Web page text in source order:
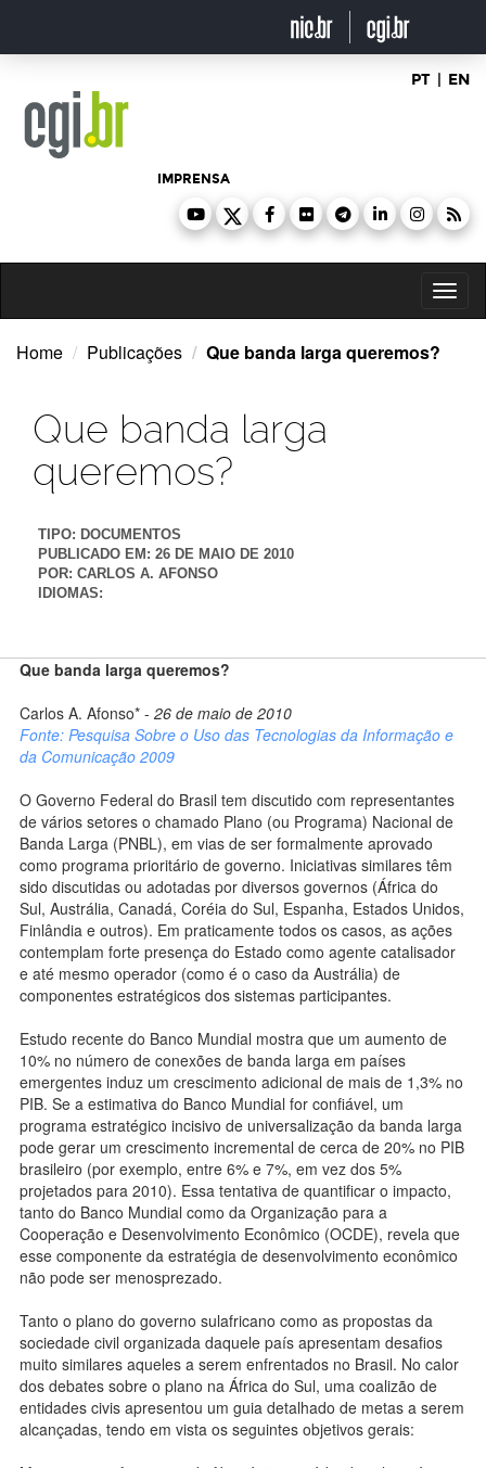
o
PT | EN
IMPRENSA
Home Publicações Que banda larga queremos?
Que banda larga
queremos?
TIPO: DOCUMENTOS
PUBLICADO EM: 26 DE MAIO DE 2010
POR: CARLOS A. AFONSO
IDIOMAS:
Que banda larga queremos?
Carlos A. Afonso* - 26 de maio de 2010
Fonte: Pesquisa Sobre o Uso das Tecnologias da Informação e
da Comunicação 2009
O Governo Federal do Brasil tem discutido com representantes
de vários setores o chamado Plano (ou Programa) Nacional de
Banda Larga (PNBL), em vias de ser formalmente aprovado
como programa prioritário de governo. Iniciativas similares têm
sido discutidas ou adotadas por diversos governos (África do
Sul, Austrália, Canadá, Coréia do Sul, Espanha, Estados Unidos,
Finlândia e outros). Em praticamente todos os casos, as ações
contemplam forte presença do Estado como agente catalisador
e até mesmo operador (como é o caso da Austrália) de
componentes estratégicos dos sistemas participantes.
Estudo recente do Banco Mundial mostra que um aumento de
10% no número de conexões de banda larga em países
emergentes induz um crescimento adicional de mais de 1,3% no
PIB. Se a estimativa do Banco Mundial for confiável, um
programa estratégico incisivo de universalização da banda larga
pode gerar um crescimento incremental de cerca de 20% no PIB
brasileiro (por exemplo, entre 6% e 7%, em vez dos 5%
projetados para 2010). Essa tentativa de quantificar o impacto,
tanto do Banco Mundial como da Organização para a
Cooperação e Desenvolvimento Econômico (OCDE), revela que
esse componente da estratégia de desenvolvimento econômico
não pode ser menosprezado.
Tanto o plano do governo sulafricano como as propostas da
sociedade civil organizada daquele país apresentam desafios
muito similares aqueles a serem enfrentados no Brasil. No calor
dos debates sobre o plano na África do Sul, uma coalizão de
entidades civis apresentou um guia detalhado de metas a serem
alcançadas, tendo em vista os seguintes objetivos gerais: